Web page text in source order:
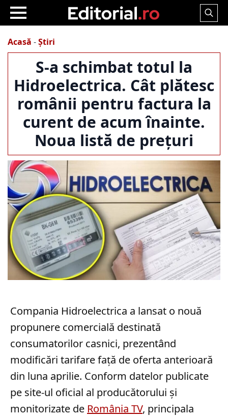
Search
Acasă -Știri
S-a schimbat totul la
Hidroelectrica. Cât plătesc
românii pentru factura la
curent de acum înainte.
Noua listă de prețuri
Compania Hidroelectrica a lansat o nouă
propunere comercială destinată
consumatorilor casnici, prezentând
modificări tarifare față de oferta anterioară
din luna aprilie. Conform datelor publicate
pe site-ul oficial al producătorului și
monitorizate de România TV, principala